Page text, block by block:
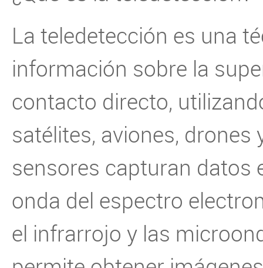
La teledetección es una
información sobre la
contacto directo,
satélites, aviones,
sensores capturan datos
onda del espectro
el infrarrojo y las